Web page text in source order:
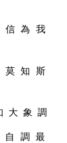
我
斯
象 調
調 最